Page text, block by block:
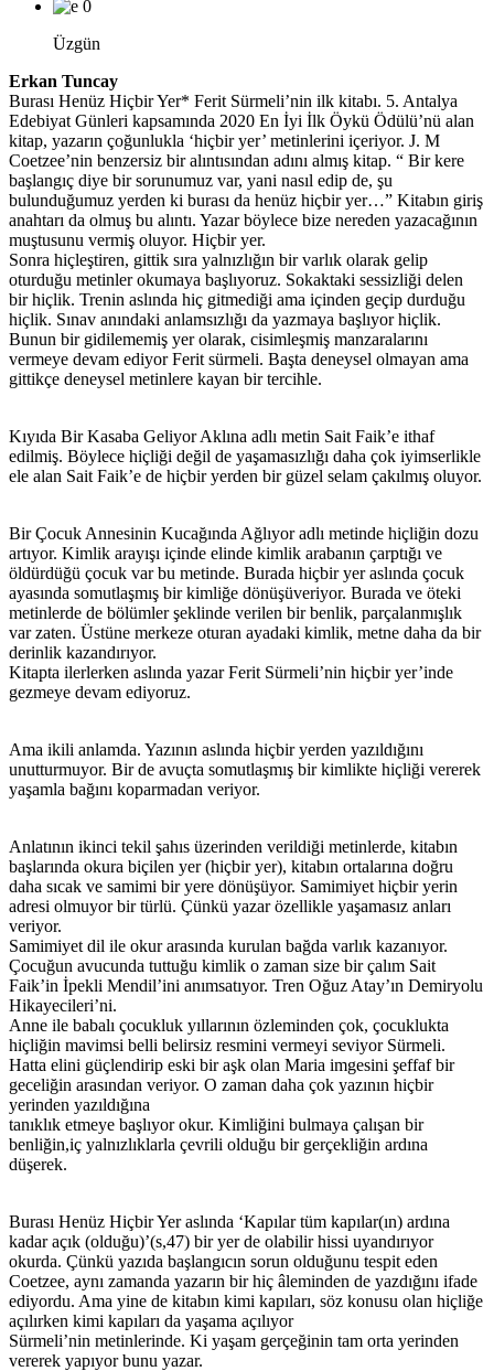
0
Üzgün
Erkan Tuncay
Burası Henüz Hiçbir Yer* Ferit Sürmeli’nin ilk kitabı. 5. Antalya
Edebiyat Günleri kapsamında 2020 En İyi İlk Öykü Ödülü’nü alan
kitap, yazarın çoğunlukla ‘hiçbir yer’ metinlerini içeriyor. J. M
Coetzee’nin benzersiz bir alıntısından adını almış kitap. “ Bir kere
başlangıç diye bir sorunumuz var, yani nasıl edip de, şu
bulunduğumuz yerden ki burası da henüz hiçbir yer…” Kitabın giriş
anahtarı da olmuş bu alıntı. Yazar böylece bize nereden yazacağının
muştusunu vermiş oluyor. Hiçbir yer.
Sonra hiçleştiren, gittik sıra yalnızlığın bir varlık olarak gelip
oturduğu metinler okumaya başlıyoruz. Sokaktaki sessizliği delen
bir hiçlik. Trenin aslında hiç gitmediği ama içinden geçip durduğu
hiçlik. Sınav anındaki anlamsızlığı da yazmaya başlıyor hiçlik.
Bunun bir gidilememiş yer olarak, cisimleşmiş manzaralarını
vermeye devam ediyor Ferit sürmeli. Başta deneysel olmayan ama
gittikçe deneysel metinlere kayan bir tercihle.
Kıyıda Bir Kasaba Geliyor Aklına adlı metin Sait Faik’e ithaf
edilmiş. Böylece hiçliği değil de yaşamasızlığı daha çok iyimserlikle
ele alan Sait Faik’e de hiçbir yerden bir güzel selam çakılmış oluyor.
Bir Çocuk Annesinin Kucağında Ağlıyor adlı metinde hiçliğin dozu
artıyor. Kimlik arayışı içinde elinde kimlik arabanın çarptığı ve
öldürdüğü çocuk var bu metinde. Burada hiçbir yer aslında çocuk
ayasında somutlaşmış bir kimliğe dönüşüveriyor. Burada ve öteki
metinlerde de bölümler şeklinde verilen bir benlik, parçalanmışlık
var zaten. Üstüne merkeze oturan ayadaki kimlik, metne daha da bir
derinlik kazandırıyor.
Kitapta ilerlerken aslında yazar Ferit Sürmeli’nin hiçbir yer’inde
gezmeye devam ediyoruz.
Ama ikili anlamda. Yazının aslında hiçbir yerden yazıldığını
unutturmuyor. Bir de avuçta somutlaşmış bir kimlikte hiçliği vererek
yaşamla bağını koparmadan veriyor.
Anlatının ikinci tekil şahıs üzerinden verildiği metinlerde, kitabın
başlarında okura biçilen yer (hiçbir yer), kitabın ortalarına doğru
daha sıcak ve samimi bir yere dönüşüyor. Samimiyet hiçbir yerin
adresi olmuyor bir türlü. Çünkü yazar özellikle yaşamasız anları
veriyor.
Samimiyet dil ile okur arasında kurulan bağda varlık kazanıyor.
Çocuğun avucunda tuttuğu kimlik o zaman size bir çalım Sait
Faik’in İpekli Mendil’ini anımsatıyor. Tren Oğuz Atay’ın Demiryolu
Hikayecileri’ni.
Anne ile babalı çocukluk yıllarının özleminden çok, çocuklukta
hiçliğin mavimsi belli belirsiz resmini vermeyi seviyor Sürmeli.
Hatta elini güçlendirip eski bir aşk olan Maria imgesini şeffaf bir
geceliğin arasından veriyor. O zaman daha çok yazının hiçbir
yerinden yazıldığına
tanıklık etmeye başlıyor okur. Kimliğini bulmaya çalışan bir
benliğin,iç yalnızlıklarla çevrili olduğu bir gerçekliğin ardına
düşerek.
Burası Henüz Hiçbir Yer aslında ‘Kapılar tüm kapılar(ın) ardına
kadar açık (olduğu)’(s,47) bir yer de olabilir hissi uyandırıyor
okurda. Çünkü yazıda başlangıcın sorun olduğunu tespit eden
Coetzee, aynı zamanda yazarın bir hiç âleminden de yazdığını ifade
ediyordu. Ama yine de kitabın kimi kapıları, söz konusu olan hiçliğe
açılırken kimi kapıları da yaşama açılıyor
Sürmeli’nin metinlerinde. Ki yaşam gerçeğinin tam orta yerinden
vererek yapıyor bunu yazar.